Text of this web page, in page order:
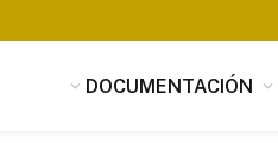
DOCUMENTACIÓN